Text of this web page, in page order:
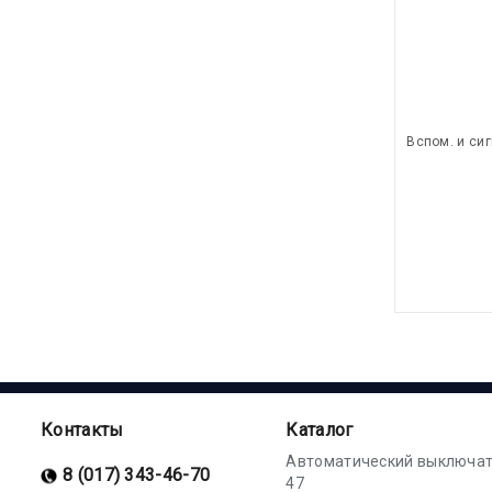
Вспом. и
Контакты
8 (017) 343-46-70
Каталог
Автоматический
47